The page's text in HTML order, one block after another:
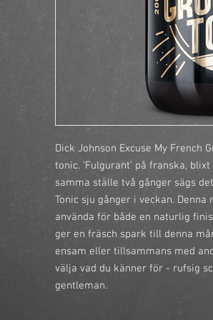
Dick Johnson Excuse My French
tonic. ‘Fulgurant’ på franska,
samma ställe två gånger sägs
Tonic sju gånger i veckan.
använda för både en naturlig
ger en fräsch spark till denna
ensam eller tillsammans med
välja vad du känner för - rufsig
gentleman.